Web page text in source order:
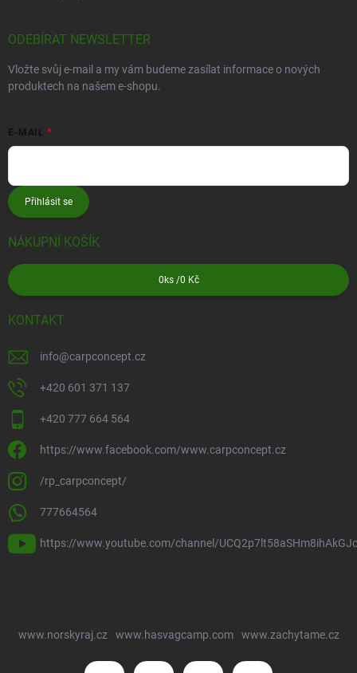
ODEBÍRAT NEWSLETTER
Vložte svůj e-mail a my vám budeme zasílat informace o nových
produktech na našem e-shopu.
E-MAIL
Přihlásit se
NÁKUPNÍ KOŠÍK
0 ks /0 Kč
KONTAKT
info@carpconcept.cz
+420 601 371 137
+420 777 664 564
https://www.facebook.com/www.carpconcept.cz
/rp_carpconcept/
777664564
https://www.youtube.com/channel/
www.norskyraj.cz www.hasvagcamp.com www.zachytame.cz